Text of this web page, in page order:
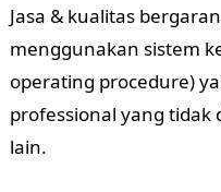
Jasa & kualitas
menggunakan sistem
operating procedure)
professional yang
lain.